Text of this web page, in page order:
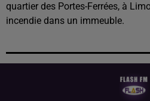
quartier des Portes-Ferrées, à
incendie dans un immeuble.